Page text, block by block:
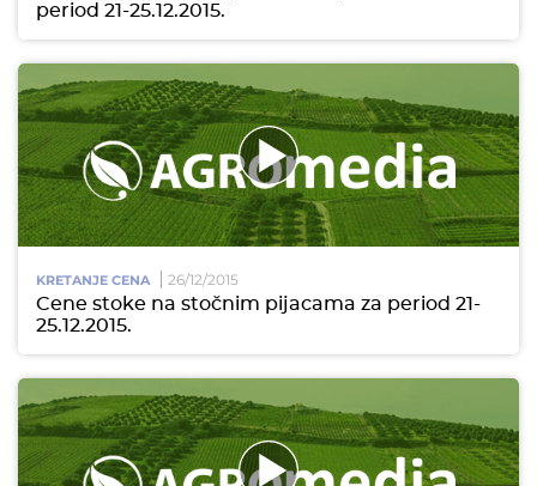
period 21-25.12.2015.
KRETANJE CENA 26/12/2015
Cene stoke na stočnim pijacama za period 21-
25.12.2015.